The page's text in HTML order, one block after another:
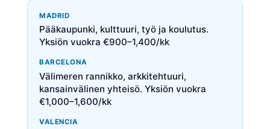
MADRID
Pääkaupunki, kulttuuri, työ ja koulutus.
Yksiön vuokra €900–1,400/kk
BARCELONA
Välimeren rannikko, arkkitehtuuri,
kansainvälinen yhteisö. Yksiön vuokra
€1,000–1,600/kk
VALENCIA